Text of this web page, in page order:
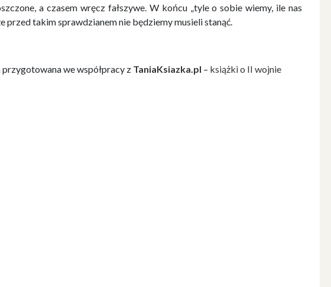
a czasem wręcz fałszywe. W końcu „tyle o sobie wiemy, ile nas
przed takim sprawdzianem nie będziemy musieli stanąć.
przygotowana we współpracy z TaniaKsiazka.pl – książki o II wojnie